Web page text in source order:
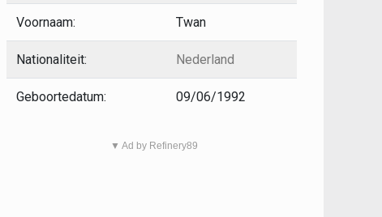
Voornaam: Twan
Nationaliteit: Nederland
Geboortedatum: 09/06/1992
▼ Ad by Refinery89